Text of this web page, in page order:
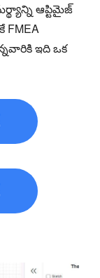
ఆప్టిమైజ్
ఇది ఒక